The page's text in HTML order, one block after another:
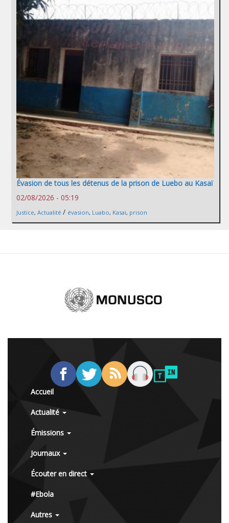
Évasion de tous les détenus de la prison de Luebo au Kasaï
02/08/2026 - 05:19
Justice, Actualité / évasion, Luabo, Kasaï, prison
Accueil
Actualité
Émissions
Journaux
Écouter en direct
#Ebola
Autres